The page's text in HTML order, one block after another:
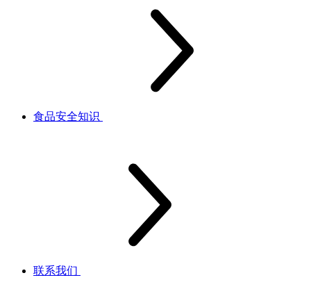
食品安全知识
联系我们